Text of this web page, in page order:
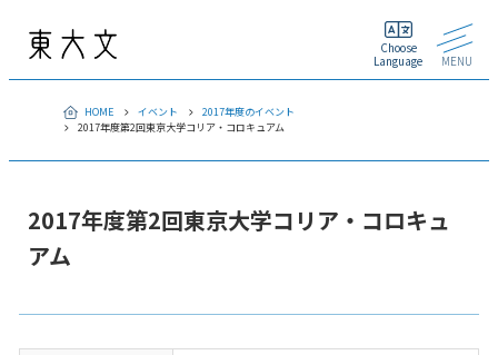
Choose
Language
MENU
HOME イベント
2017年度のイベント
2017年度第2回東京大学コリア・コロキュアム
2017年度第2回東京大学コリア・コロキュ
アム